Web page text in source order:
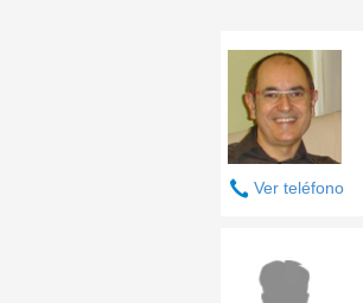
Ver teléfono